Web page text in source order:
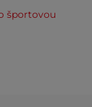
športovou